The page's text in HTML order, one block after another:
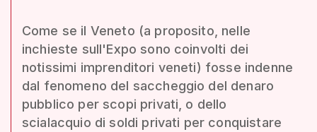
Come se il Veneto (a proposito, nelle
inchieste sull'Expo sono coinvolti dei
notissimi imprenditori veneti) fosse indenne
dal fenomeno del saccheggio del denaro
pubblico per scopi privati, o dello
scialacquio di soldi privati per conquistare